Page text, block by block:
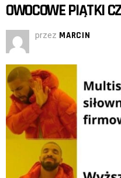
OWOCOWE PIĄTKI
przez MARCIN